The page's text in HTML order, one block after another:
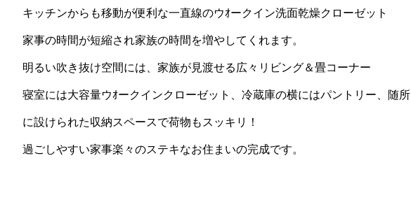
キッチンからも移動が便利な一直線のウｵークイン洗面乾燥クローゼット
家事の時間が短縮され家族の時間を増やしてくれます。
明るい吹き抜け空間には、家族が見渡せる広々リビング＆畳コーナー
寝室には大容量ウｵークインクローゼット、冷蔵庫の横にはパントリー、随所
に設けられた収納スペースで荷物もスッキリ！
過ごしやすい家事楽々のステキなお住まいの完成です。